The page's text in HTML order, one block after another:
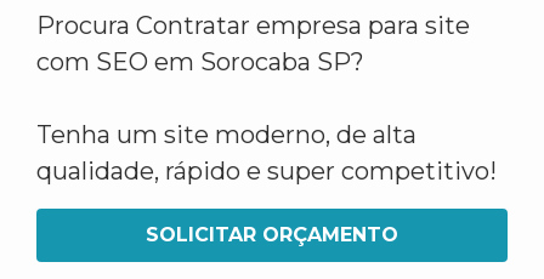
Procura Contratar empresa para site
com SEO em Sorocaba SP?
Tenha um site moderno, de alta
qualidade, rápido e super competitivo!
SOLICITAR ORÇAMENTO